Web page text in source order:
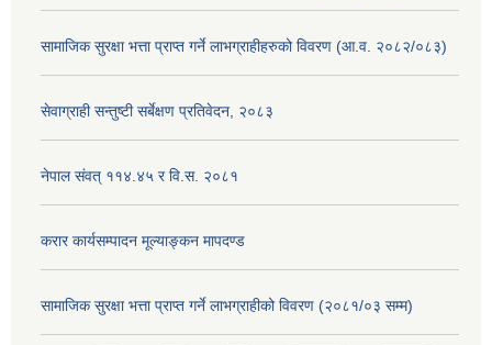
सामाजिक सुरक्षा भत्ता प्राप्त गर्ने लाभग्राहीहरुको विवरण (आ.व. २०८२/०८३)
सेवाग्राही सन्तुष्टी सर्बेक्षण प्रतिवेदन, २०८३
नेपाल संवत् ११४.४५ र वि.स. २०८१
करार कार्यसम्पादन मूल्याङ्कन मापदण्ड
सामाजिक सुरक्षा भत्ता प्राप्त गर्ने लाभग्राहीको विवरण (२०८१/०३ सम्म)